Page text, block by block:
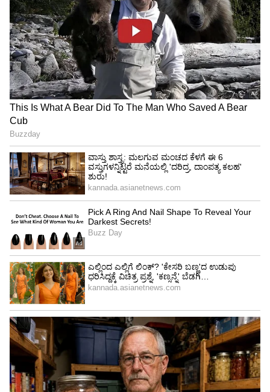
ನಂತ್ರ ಮಾಲೀಕನ ಕ್ಷಮೆ ಕೇಳಿ ಒಂದು ಪತ್ರವನ್ನು ಬರೆದಿದ್ದ.
ನೀವು ಕೇವಲ ಒಂದು ದಿನದ ಆದಾಯವನ್ನು
ಕಳೆದುಕೊಂಡಿದ್ದೀರಿ, ಆದರೆ ಅದು ನನ್ನ ಮೂರು ತಿಂಗಳ
ಆದಾಯಕ್ಕೆ ಸಮಾನವಾಗಿದೆ. ನಾನೊಬ್ಬ ಕೂಲಿ, ಅಸಹಾಯಕ.
ನಾನು ನಿಮ್ಮ ಅಪರಾಧಿ. ನಾನು ನಿಮ್ಮ ಸೈಕಲ್
ತೆಗೆದುಕೊಳ್ಳುತ್ತಿದ್ದೇನೆ. ನನ್ನನು ಕ್ಷಮಿಸು. ನಾನು ಬರೇಲಿಗೆ
ಹೋಗಬೇಕು. ನನಗೆ ಯಾವುದೇ ಮಾರ್ಗವಿಲ್ಲ ಮತ್ತು
ಅಂಗವಿಕಲ ಮಗುವನ್ನು ಹೊಂದಿದ್ದೇನೆ ಎಂದು ಬರೆದಿದ್ದ.